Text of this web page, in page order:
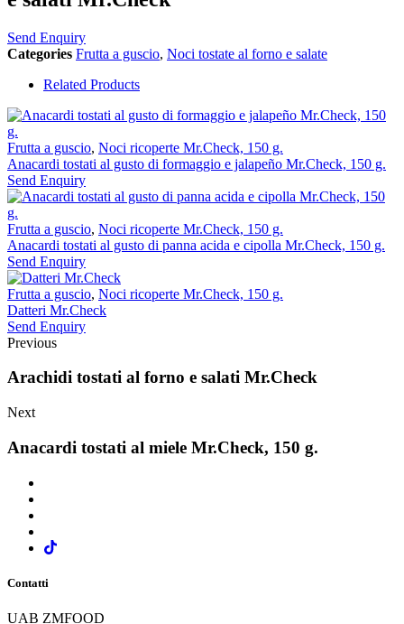
Send Enquiry
Categories Frutta a guscio, Noci tostate al forno e salate
Related Products
Frutta a guscio, Noci ricoperte Mr.Check, 150 g.
Anacardi tostati al gusto di formaggio e jalapeño Mr.Check, 150 g.
Send Enquiry
Frutta a guscio, Noci ricoperte Mr.Check, 150 g.
Anacardi tostati al gusto di panna acida e cipolla Mr.Check, 150 g.
Send Enquiry
Frutta a guscio, Noci ricoperte Mr.Check, 150 g.
Datteri Mr.Check
Send Enquiry
Previous
Arachidi tostati al forno e salati Mr.Check
Next
Anacardi tostati al miele Mr.Check, 150 g.
Contatti
UAB ZMFOOD